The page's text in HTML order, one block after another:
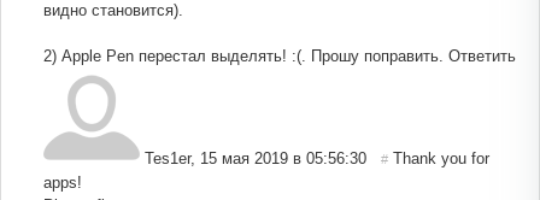
видно становится).
2) Apple Pen перестал выделять! :(. Прошу поправить. Ответить
Tes1er, 15 мая 2019 в 05:56:30 # Thank you for
apps!